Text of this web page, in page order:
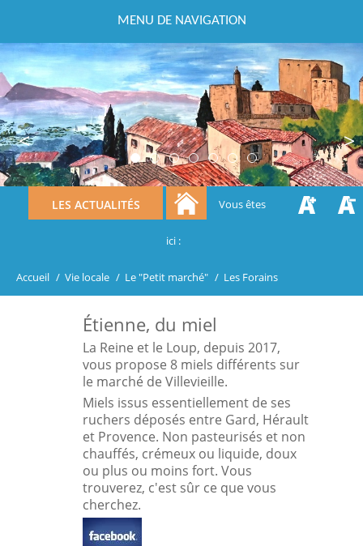
MENU DE NAVIGATION
Previous Next
LES ACTUALITÉS Vous êtes
ici :
Accueil / Vie locale / Le "Petit marché" / Les Forains
Étienne, du miel
La Reine et le Loup, depuis 2017,
vous propose 8 miels différents sur
le marché de Villevieille.
Miels issus essentiellement de ses
ruchers déposés entre Gard, Hérault
et Provence. Non pasteurisés et non
chauffés, crémeux ou liquide, doux
ou plus ou moins fort. Vous
trouverez, c'est sûr ce que vous
cherchez.